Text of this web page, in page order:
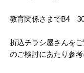
2024/08
2024/07
教育関係さまでB4
折込チラシ屋さんを
のご検討にあたり参